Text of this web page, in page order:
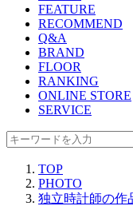
FEATURE
RECOMMEND
Q&A
BRAND
FLOOR
RANKING
ONLINE STORE
SERVICE
TOP
PHOTO
独立時計師の作